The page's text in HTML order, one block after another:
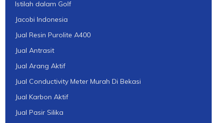
Istilah dalam Golf
Jacobi Indonesia
Jual Resin Purolite A400
Jual Antrasit
Jual Arang Aktif
Jual Conductivity Meter Murah Di Bekasi
Jual Karbon Aktif
Jual Pasir Silika